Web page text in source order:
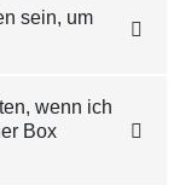
sein, um
wenn ich
Box